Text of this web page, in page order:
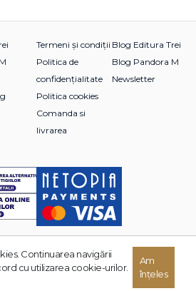
Termeni și condiții
Politica de
confidențialitate
Politica cookies
Comanda si
livrarea
Blog Editura Trei
Blog Pandora M
Newsletter
TREI. Toate drepturile rezervate.
Continuarea navigării
cu utilizarea cookie-urilor.
Am
înțeles